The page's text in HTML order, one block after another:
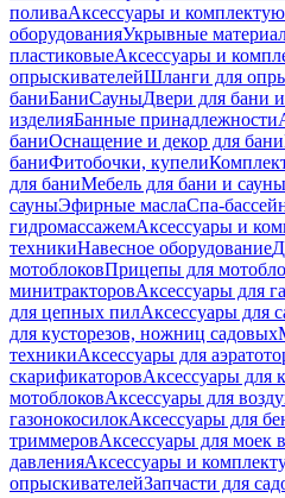
поливаАксессуары и
оборудованияУкрывные
пластиковыеАксессуары и
опрыскивателейШланги для
баниБаниСауныДвери для бани
изделияБанные принадлежности
баниОснащение и декор для бани
баниФитобочки, купели
для баниМебель для бани и сауны
сауныЭфирные маслаСпа-
гидромассажемАксессуары и
техникиНавесное оборудование
мотоблоковПрицепы для
минитракторовАксессуары для
для цепных пилАксессуары для
для кусторезов, ножниц садовых
техникиАксессуары для
скарификаторовАксессуары для
мотоблоковАксессуары для
газонокосилокАксессуары для
триммеровАксессуары для моек
давленияАксессуары и
опрыскивателейЗапчасти для